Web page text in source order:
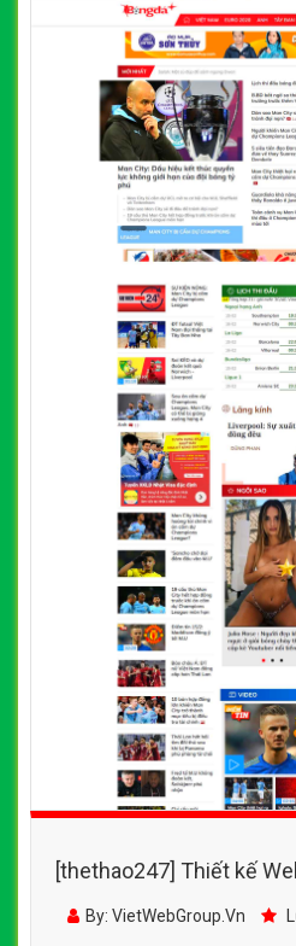
[thethao247] Thiết kế
bongdaplus.vn -
By: VietWebGroup.Vn